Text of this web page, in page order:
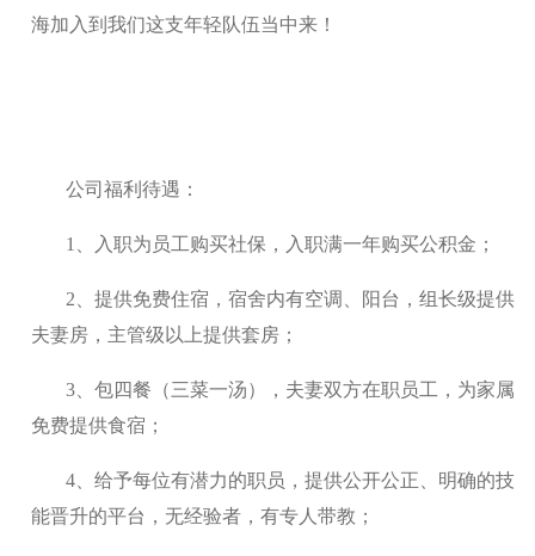
海加入到我们这支年轻队伍当中来！
公司福利待遇：
1、入职为员工购买社保，入职满一年购买公积金；
2、提供免费住宿，宿舍内有空调、阳台，组长级提供
夫妻房，主管级以上提供套房；
3、包四餐（三菜一汤），夫妻双方在职员工，为家属
免费提供食宿；
4、给予每位有潜力的职员，提供公开公正、明确的技
能晋升的平台，无经验者，有专人带教；